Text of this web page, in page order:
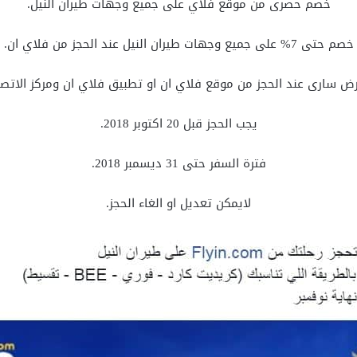
خصم حتى 7% على جميع وجهات طيران النيل عند الحجز من فلاي ان.
سارى عند الحجز من موقع فلاي ان او تطبيق فلاي ان ومركز
يجب الحجز قبل 20 اكتوبر 2018.
فترة السفر حتى 31 ديسمبر 2018.
لايمكن تعديل او الغاء الحجز.